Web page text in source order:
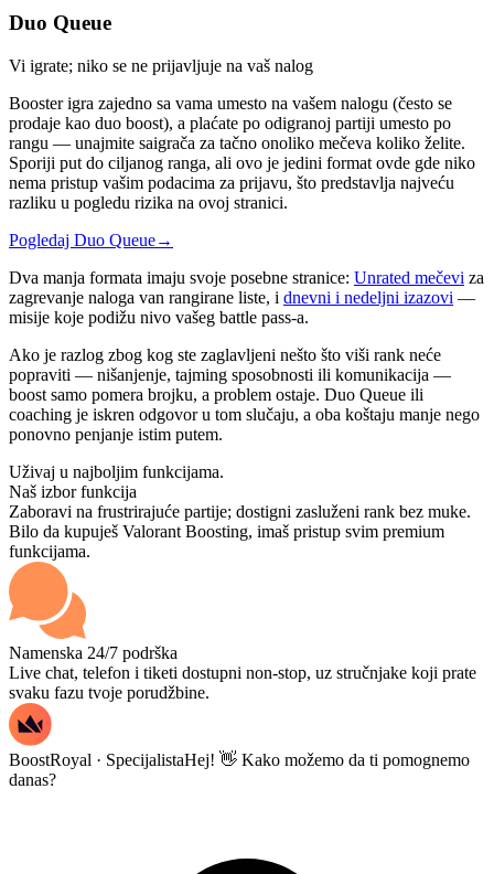
Duo Queue
Vi igrate; niko se ne prijavljuje na vaš nalog
Booster igra zajedno sa vama umesto na vašem nalogu (često se
prodaje kao duo boost), a plaćate po odigranoj partiji umesto po
rangu — unajmite saigrača za tačno onoliko mečeva koliko želite.
Sporiji put do ciljanog ranga, ali ovo je jedini format ovde gde niko
nema pristup vašim podacima za prijavu, što predstavlja najveću
razliku u pogledu rizika na ovoj stranici.
Pogledaj Duo Queue→
Dva manja formata imaju svoje posebne stranice: Unrated mečevi za
zagrevanje naloga van rangirane liste, i dnevni i nedeljni izazovi —
misije koje podižu nivo vašeg battle pass-a.
Ako je razlog zbog kog ste zaglavljeni nešto što viši rank neće
popraviti — nišanjenje, tajming sposobnosti ili komunikacija —
boost samo pomera brojku, a problem ostaje. Duo Queue ili
coaching je iskren odgovor u tom slučaju, a oba koštaju manje nego
ponovno penjanje istim putem.
Uživaj u najboljim funkcijama.
Naš izbor funkcija
Zaboravi na frustrirajuće partije; dostigni zasluženi rank bez muke.
Bilo da kupuješ Valorant Boosting, imaš pristup svim premium
funkcijama.
Namenska 24/7 podrška
Live chat, telefon i tiketi dostupni non-stop, uz stručnjake koji prate
svaku fazu tvoje porudžbine.
BoostRoyal · SpecijalistaHej! 👋 Kako možemo da ti pomognemo
danas?